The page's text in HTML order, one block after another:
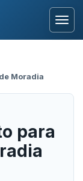
Moradia
para